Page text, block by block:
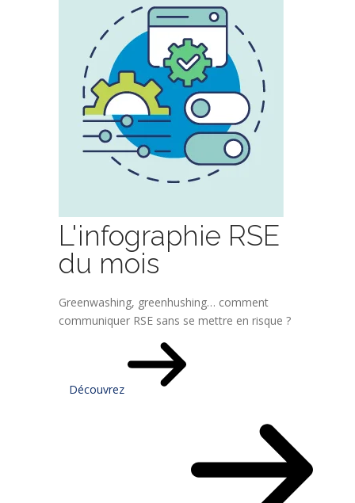
L'infographie RSE
du mois
Greenwashing, greenhushing… comment
communiquer RSE sans se mettre en risque ?
Découvrez